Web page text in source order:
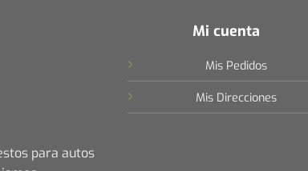
para autos
Mi cuenta
Mis Pedidos
Mis Direcciones